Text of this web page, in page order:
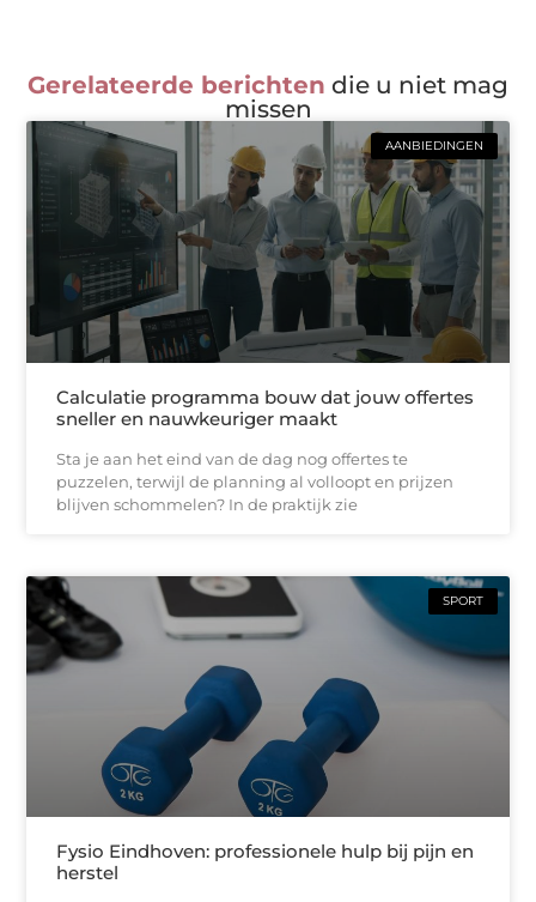
Gerelateerde berichten die u niet mag
missen
AANBIEDINGEN
Calculatie programma bouw dat jouw offertes
sneller en nauwkeuriger maakt
Sta je aan het eind van de dag nog offertes te
puzzelen, terwijl de planning al volloopt en prijzen
blijven schommelen? In de praktijk zie
SPORT
Fysio Eindhoven: professionele hulp bij pijn en
herstel